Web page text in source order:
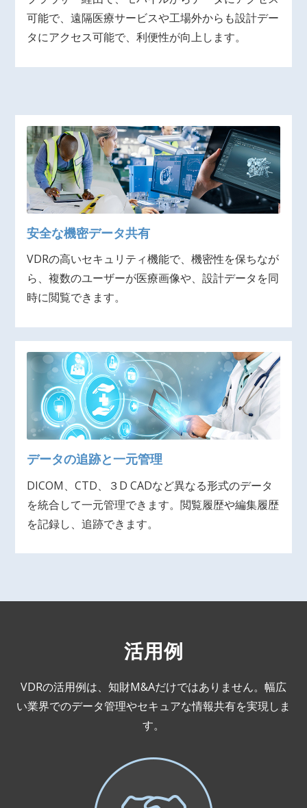
可能で、遠隔医療サービスや工場外からも設計デー
タにアクセス可能で、利便性が向上します。
安全な機密データ共有
VDRの高いセキュリティ機能で、機密性を保ちなが
ら、複数のユーザーが医療画像や、設計データを同
時に閲覧できます。
データの追跡と一元管理
DICOM、CTD、３D CADなど異なる形式のデータ
を統合して一元管理できます。閲覧履歴や編集履歴
を記録し、追跡できます。
活用例
VDRの活用例は、知財M&Aだけではありません。幅広
い業界でのデータ管理やセキュアな情報共有を実現しま
す。